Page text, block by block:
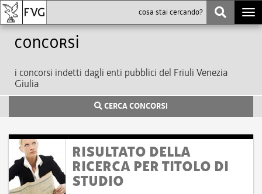
Concorsi
i concorsi indetti dagli enti pubblici del Friuli Venezia
Giulia
CERCA CONCORSI
RISULTATO DELLA
RICERCA PER TITOLO DI
STUDIO